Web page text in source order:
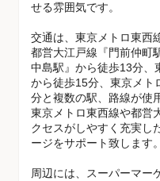
せる雰囲気です。
交通は、東京メトロ東西
都営大江戸線『門前仲町
中島駅』から徒歩13分、
から徒歩15分、東京メト
分と複数の駅、路線が使
東京メトロ東西線や都営
クセスがしやすく充実し
ージをサポート致します。
周辺には、スーパーマー